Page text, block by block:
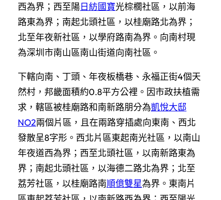
西為界；西至陽日紡國寶光棕櫚社區，以前海
路東為界；南起北頭社區，以桂廟路北為界；
北至年夜新社區，以學府路南為界。向南村現
為深圳市南山區南山街道向南社區。
下轄向南、丁頭、年夜板橋巷、永福正街4個天
然村，邦畿面積約0.8平方公裡。因市政扶植需
求，轄區被桂廟路和南新路朋分為凱悅大邸
NO2兩個片區，且在兩路穿插處向東南、西北
發散呈8字形。西北片區東起南光社區，以南山
年夜道西為界；西至北頭社區，以南新路東為
界；南起北頭社區，以海德二路北為界；北至
荔芳社區，以桂廟路南順億雙星為界。東南片